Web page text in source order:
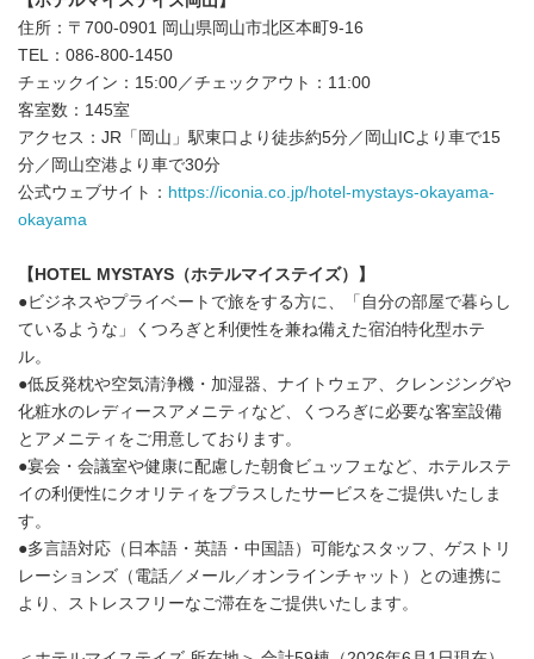
住所：〒700-0901 岡山県岡山市北区本町9-16
TEL：086-800-1450
チェックイン：15:00／チェックアウト：11:00
客室数：145室
アクセス：JR「岡山」駅東口より徒歩約5分／岡山ICより車で15
分／岡山空港より車で30分
公式ウェブサイト： https://iconia.co.jp/hotel-mystays-okayama-
okayama
【 HOTEL MYSTAYS （ホテルマイステイズ）】
●ビジネスやプライベートで旅をする方に、「自分の部屋で暮らし
ているような」くつろぎと利便性を兼ね備えた宿泊特化型ホテ
ル。
●低反発枕や空気清浄機・加湿器、ナイトウェア、クレンジングや
化粧水のレディースアメニティなど、くつろぎに必要な客室設備
とアメニティをご用意しております。
●宴会・会議室や健康に配慮した朝食ビュッフェなど、ホテルステ
イの利便性にクオリティをプラスしたサービスをご提供いたしま
す。
●多言語対応（日本語・英語・中国語）可能なスタッフ、ゲストリ
レーションズ（電話／メール／オンラインチャット）との連携に
より、ストレスフリーなご滞在をご提供いたします。